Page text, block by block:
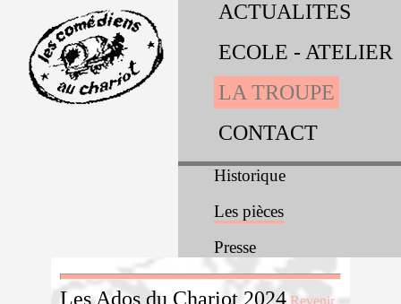
ACTUALITES
ECOLE - ATELIER
LA TROUPE
CONTACT
Historique
Les pièces
Presse
Les Ados du Chariot 2024 Revenir